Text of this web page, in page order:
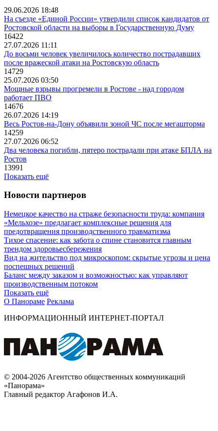
29.06.2026 18:48
На съезде «Единой России» утвердили список кандидатов от
Ростовской области на выборы в Государственную Думу
16422
27.07.2026 11:11
До восьми человек увеличилось количество пострадавших
после вражеской атаки на Ростовскую область
14729
25.07.2026 03:50
Мощные взрывы прогремели в Ростове - над городом
работает ПВО
14676
26.07.2026 14:19
Весь Ростов-на-Дону объявили зоной ЧС после мегашторма
14259
27.07.2026 06:52
Два человека погибли, пятеро пострадали при атаке БПЛА на
Ростов
13991
Показать ещё
Новости партнеров
Немецкое качество на страже безопасности труда: компания
«Мельхозе» предлагает комплексные решения для
предотвращения производственного травматизма
Тихое спасение: как забота о спине становится главным
трендом здоровьесбережения
Вид на жительство под микроскопом: скрытые угрозы и цена
поспешных решений
Баланс между заказом и возможностью: как управляют
производственным потоком
Показать ещё
О Панораме Реклама
ИНФОРМАЦИОННЫЙ ИНТЕРНЕТ-ПОРТАЛ
© 2004-2026 Агентство общественных коммуникаций
«Панорама»
Главный редактор Агафонов И.А.